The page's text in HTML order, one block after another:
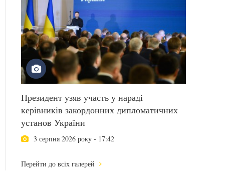
Президент узяв участь у нараді
керівників закордонних дипломатичних
установ України
3 серпня 2026 року - 17:42
Перейти до всіх галерей